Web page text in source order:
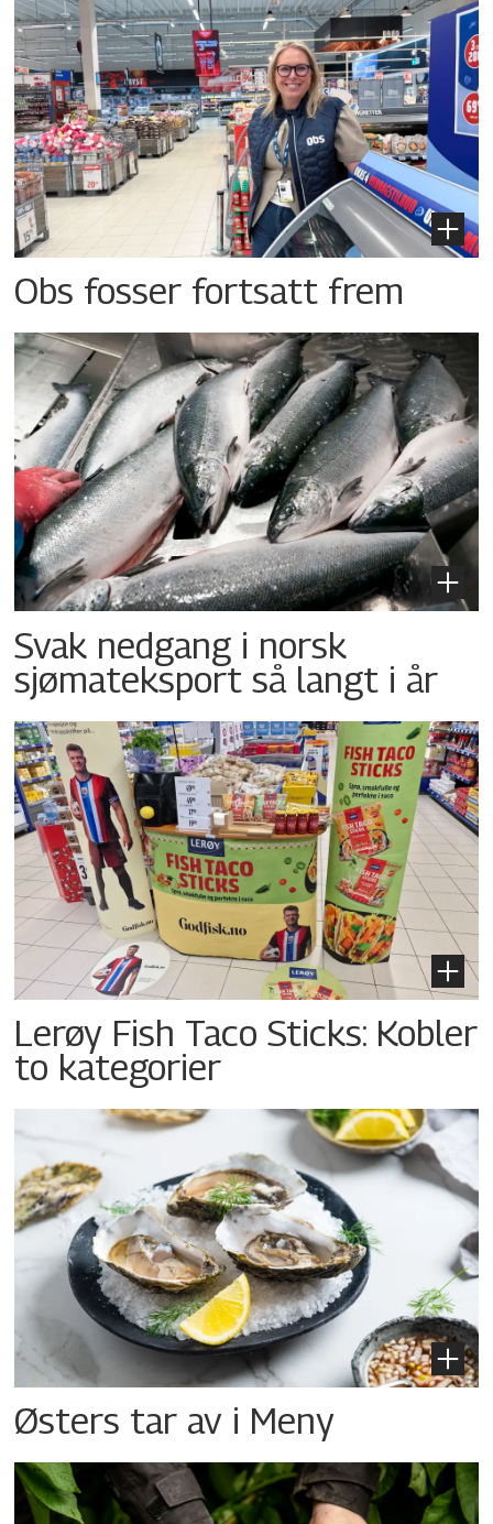
Obs fosser fortsatt frem
Svak nedgang i norsk
sjømateksport så langt i år
Lerøy Fish Taco Sticks: Kobler
to kategorier
Østers tar av i Meny